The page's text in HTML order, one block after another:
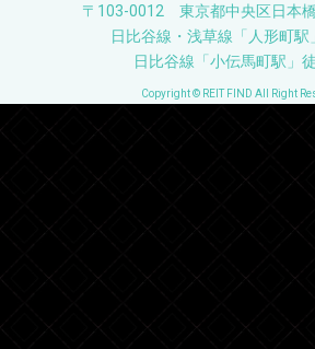
〒103-0012 東京都中央区日本
日比谷線・浅草線「人形町駅
日比谷線「小伝馬町駅」
Copyright © REIT FIND All Right